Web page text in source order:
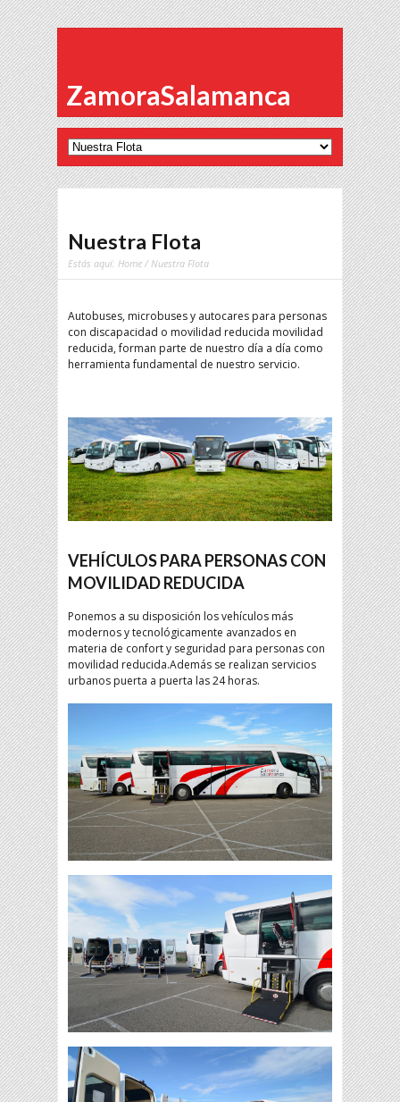
ZamoraSalamanca
Nuestra Flota
Estás aquí: Home / Nuestra Flota
Autobuses, microbuses y autocares para personas
con discapacidad o movilidad reducida movilidad
reducida, forman parte de nuestro día a día como
herramienta fundamental de nuestro servicio.
VEHÍCULOS PARA PERSONAS CON
MOVILIDAD REDUCIDA
Ponemos a su disposición los vehículos más
modernos y tecnológicamente avanzados en
materia de confort y seguridad para personas con
movilidad reducida.Además se realizan servicios
urbanos puerta a puerta las 24 horas.